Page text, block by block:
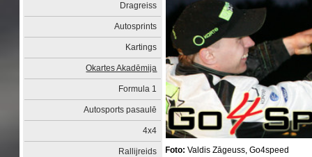
Dragreiss
Autosprints
Kartings
Okartes Akadēmija
Formula 1
Autosports pasaulē
4x4
Rallijreids Foto: Valdis Zāgeuss, Go4speed